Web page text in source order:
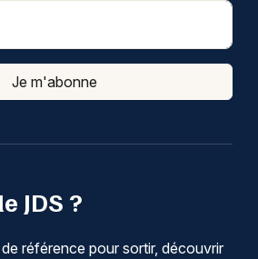
JDS ?
référence pour sortir, découvrir
Je m'abonne